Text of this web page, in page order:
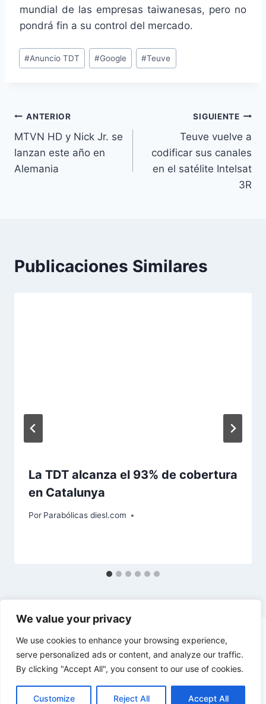
We value your privacy
We use cookies to enhance your browsing experience,
serve personalized ads or content, and analyze our traffic.
By clicking "Accept All", you consent to our use of cookies.
Customize Reject All Accept All
mundial de las empresas taiwanesas, pero no
pondrá fin a su control del mercado.
Etiquetas
de
#Anuncio TDT #Google #Teuve
Navegación
de
entradas
ANTERIOR
MTVN HD y Nick Jr. se
lanzan este año en
Alemania
SIGUIENTE
Teuve vuelve a
codificar sus canales
en el satélite Intelsat
3R
Publicaciones Similares
La TDT alcanza el 93% de cobertura
en Catalunya
Por Parabólicas diesl.com
© 2026 diesl.com - Tema para WordPress por
Kadence WP